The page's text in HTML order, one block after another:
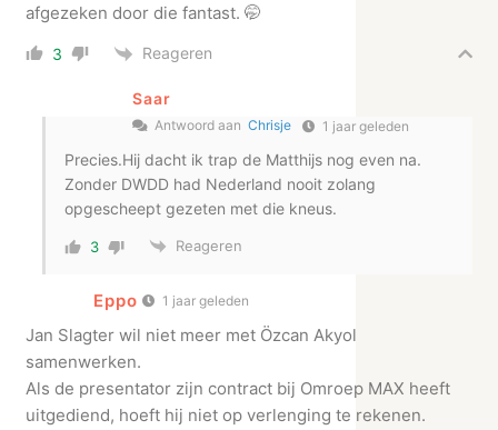
afgezeken door die fantast. 🤭
3 Reageren
Saar
Antwoord aanChrisje 1 jaar geleden
Precies.Hij dacht ik trap de Matthijs nog even na.
Zonder DWDD had Nederland nooit zolang
opgescheept gezeten met die kneus.
3 Reageren
Eppo 1 jaar geleden
Jan Slagter wil niet meer met Özcan Akyol
samenwerken.
Als de presentator zijn contract bij Omroep MAX heeft
uitgediend, hoeft hij niet op verlenging te rekenen.